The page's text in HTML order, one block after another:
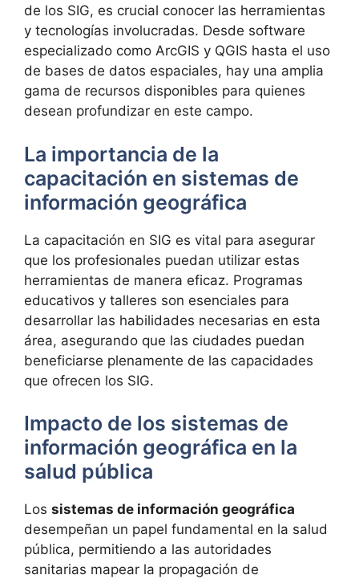
de los SIG, es crucial conocer las herramientas
y tecnologías involucradas. Desde software
especializado como ArcGIS y QGIS hasta el uso
de bases de datos espaciales, hay una amplia
gama de recursos disponibles para quienes
desean profundizar en este campo.
La importancia de la
capacitación en sistemas de
información geográfica
La capacitación en SIG es vital para asegurar
que los profesionales puedan utilizar estas
herramientas de manera eficaz. Programas
educativos y talleres son esenciales para
desarrollar las habilidades necesarias en esta
área, asegurando que las ciudades puedan
beneficiarse plenamente de las capacidades
que ofrecen los SIG.
Impacto de los sistemas de
información geográfica en la
salud pública
Los sistemas de información geográfica
desempeñan un papel fundamental en la salud
pública, permitiendo a las autoridades
sanitarias mapear la propagación de